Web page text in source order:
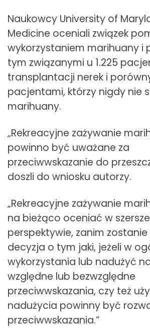
Naukowcy University of
Medicine oceniali związek
wykorzystaniem marihuany i
tym związanymi u 1.225
transplantacji nerek i
pacjentami, którzy nigdy nie
marihuany.
„Rekreacyjne zażywanie
powinno być uważane za
przeciwwskazanie do
doszli do wniosku autorzy.
„Rekreacyjne zażywanie
na bieżąco oceniać w
perspektywie, zanim
decyzja o tym jaki, jeżeli w
wykorzystania lub nadużyć
względne lub bezwzględne
przeciwwskazania, czy też
nadużycia powinny być
przeciwwskazania.”